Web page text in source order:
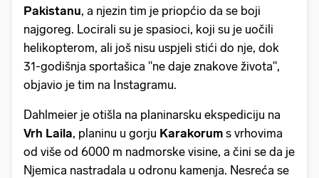
Pakistanu, a njezin tim je priopćio da se boji
najgoreg. Locirali su je spasioci, koji su je uočili
helikopterom, ali još nisu uspjeli stići do nje, dok
31-godišnja sportašica "ne daje znakove života",
objavio je tim na Instagramu.
Dahlmeier je otišla na planinarsku ekspediciju na
Vrh Laila, planinu u gorju Karakorum s vrhovima
od više od 6000 m nadmorske visine, a čini se da je
Njemica nastradala u odronu kamenja. Nesreća se